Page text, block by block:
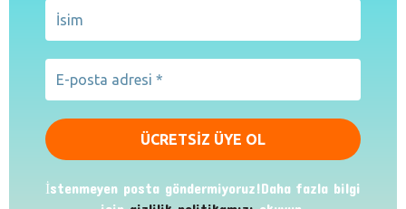
İstenmeyen posta göndermiyoruz!Daha fazla bilgi